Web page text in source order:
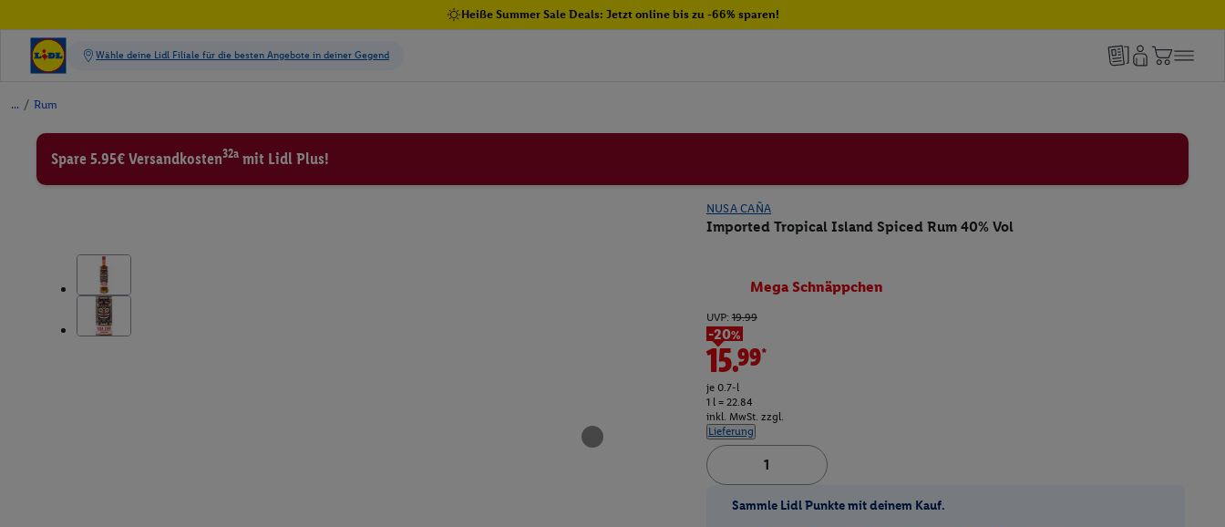
Heiße Summer Sale Deals: Jetzt online bis zu -66% sparen!
/ Rum
Spare 5.95€ Versandkosten32a mit Lidl Plus!
NUSA CAÑA
Imported Tropical Island Spiced Rum 40% Vol
Mega Schnäppchen
UVP: 19.99
-20%
15.99*
je 0.7-l
1 l = 22.84
inkl. MwSt. zzgl.
Lieferung
Sammle Lidl Punkte mit deinem Kauf.